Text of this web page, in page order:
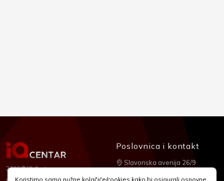
2026 © IQ Centar
Poslovnica i kontakt
Slavonska avenija 26/9
+385 1 2455 950
Koristimo samo nužne kolačiće/cookies kako bi osigurali osnovne